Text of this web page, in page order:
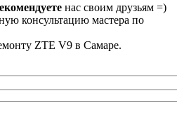
нас своим друзьям =)
консультацию мастера по
ZTE V9 в Самаре.